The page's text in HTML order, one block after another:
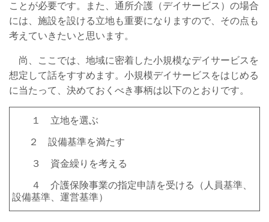
ことが必要です。また、通所介護（デイサービス）の場合
には、施設を設ける立地も重要になりますので、その点も
考えていきたいと思います。
尚、ここでは、地域に密着した小規模なデイサービスを
想定して話をすすめます。小規模デイサービスをはじめる
に当たって、決めておくべき事柄は以下のとおりです。
１ 立地を選ぶ
２ 設備基準を満たす
３ 資金繰りを考える
４ 介護保険事業の指定申請を受ける（人員基準、
設備基準、運営基準）